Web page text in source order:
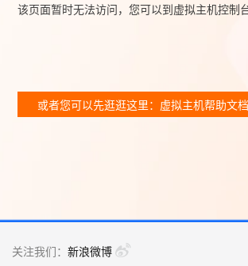
该页面暂时无法访问，您可以到虚拟主机控制
或者您可以先逛逛这里：虚拟主机帮助文